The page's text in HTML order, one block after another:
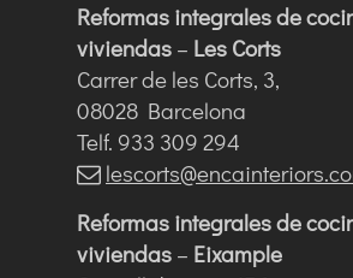
Reformas integrales de
viviendas – Les Corts
Carrer de les Corts, 3,
08028 Barcelona
Telf. 933 309 294
Reformas integrales de
viviendas – Eixample